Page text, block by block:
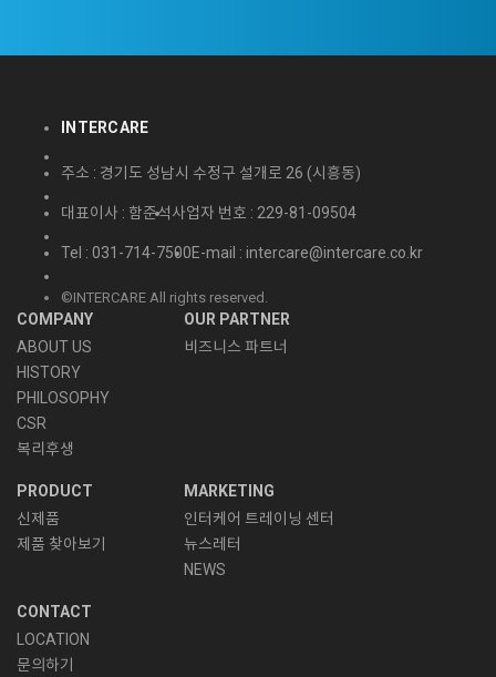
INTERCARE
주소 : 경기도 성남시 수정구 설개로 26 (시흥동)
대표이사 : 함준석사업자 번호 : 229-81-09504
Tel : 031-714-7500E-mail : intercare@intercare.co.kr
©INTERCARE All rights reserved.
COMPANY
ABOUT US
HISTORY
PHILOSOPHY
CSR
복리후생
OUR PARTNER
비즈니스 파트너
PRODUCT
신제품
제품 찾아보기
MARKETING
인터케어 트레이닝 센터
뉴스레터
NEWS
CONTACT
LOCATION
문의하기